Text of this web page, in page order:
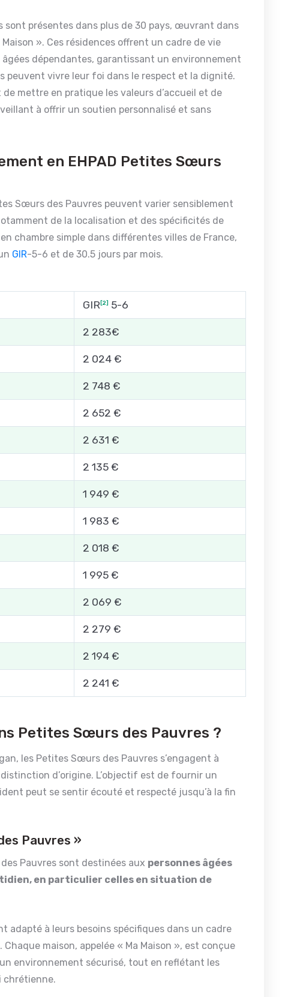
sont présentes dans plus de 30 pays, œuvrant dans
». Ces résidences offrent un cadre de vie
dépendantes, garantissant un environnement
peuvent vivre leur foi dans le respect et la dignité.
mettre en pratique les valeurs d’accueil et de
à offrir un soutien personnalisé et sans
en EHPAD Petites Sœurs
Sœurs des Pauvres peuvent varier sensiblement
de la localisation et des spécificités de
chambre simple dans différentes villes de France,
GIR-5-6 et de 30.5 jours par mois.
GIR[2] 5-6
2 283€
2 024 €
2 748 €
2 652 €
2 631 €
2 135 €
1 949 €
1 983 €
2 018 €
1 995 €
2 069 €
2 279 €
2 194 €
2 241 €
Petites Sœurs des Pauvres ?
les Petites Sœurs des Pauvres s’engagent à
d’origine. L’objectif est de fournir un
peut se sentir écouté et respecté jusqu’à la fin
Pauvres »
Pauvres sont destinées aux personnes âgées
en particulier celles en situation de
adapté à leurs besoins spécifiques dans un cadre
maison, appelée « Ma Maison », est conçue
environnement sécurisé, tout en reflétant les
chrétienne.